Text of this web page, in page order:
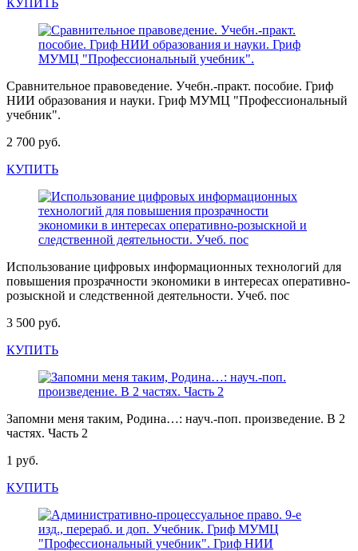
КУПИТЬ
Сравнительное правоведение. Учебн.-практ. пособие. Гриф
НИИ образования и науки. Гриф МУМЦ "Профессиональный
учебник".
2 700 руб.
КУПИТЬ
Использование цифровых информационных технологий для
повышения прозрачности экономики в интересах оперативно-
розыскной и следственной деятельности. Учеб. пос
3 500 руб.
КУПИТЬ
Запомни меня таким, Родина…: науч.-поп. произведение. В 2
частях. Часть 2
1 руб.
КУПИТЬ